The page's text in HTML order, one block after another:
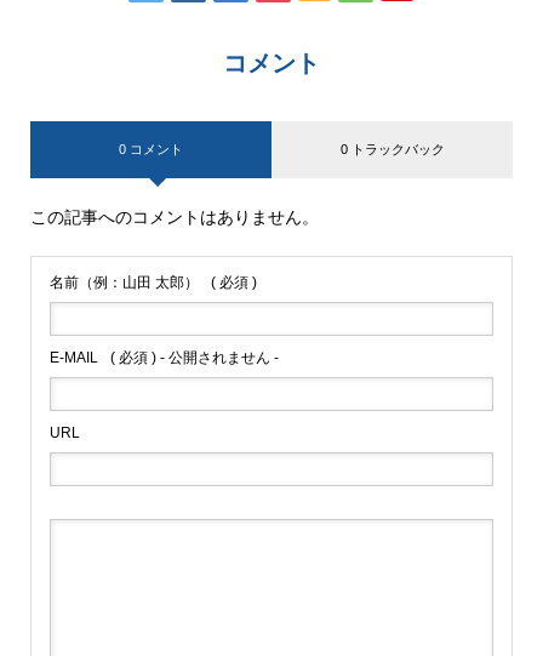
コメント
0 コメント 0 トラックバック
この記事へのコメントはありません。
名前（例：山田 太郎） ( 必須 )
E-MAIL ( 必須 ) - 公開されません -
URL